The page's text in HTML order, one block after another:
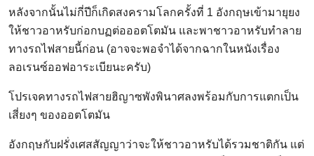
หลังจากนั้นไม่กี่ปีก็เกิดสงครามโลกครั้งที่ 1 อังกฤษเข้ามายุยง
ให้ชาวอาหรับก่อกบฏต่อออตโตมัน และพาชาวอาหรับทำลาย
ทางรถไฟสายนี้ก่อน (อาจจะพอจำได้จากฉากในหนังเรื่อง
ลอเรนซ์ออฟอาระเบียนะครับ)
โปรเจคทางรถไฟสายฮิญาซพังพินาศลงพร้อมกับการแตกเป็น
เสี่ยงๆ ของออตโตมัน
อังกฤษกับฝรั่งเศสสัญญาว่าจะให้ชาวอาหรับได้รวมชาติกัน แต่